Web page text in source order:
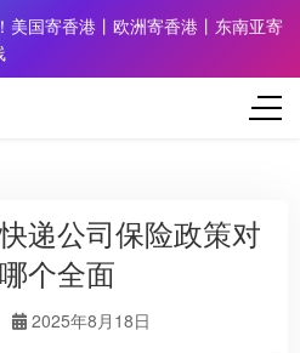
美国寄香港丨欧洲寄香港丨东南亚寄
递公司保险政策对
个全面
2025年8月18日